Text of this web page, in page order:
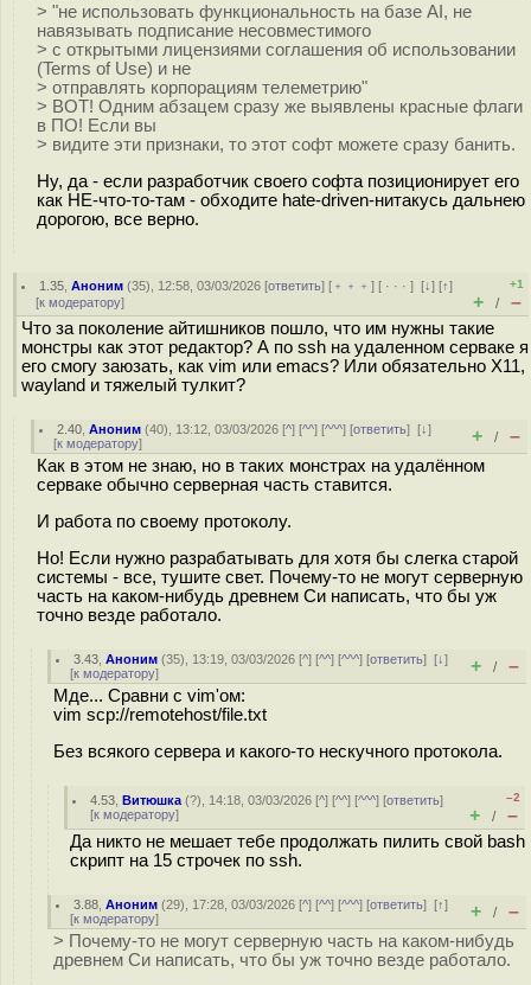
> "не использовать функциональность на базе AI, не
навязывать подписание несовместимого
> с открытыми лицензиями соглашения об использовании
(Terms of Use) и не
> отправлять корпорациям телеметрию"
> ВОТ! Одним абзацем сразу же выявлены красные флаги
в ПО! Если вы
> видите эти признаки, то этот софт можете сразу банить.
Ну, да - если разработчик своего софта позиционирует его
как НЕ-что-то-там - обходите hate-driven-нитакусь дальнею
дорогою, все верно.
1.35 ,Аноним (35), 12:58, 03/03/2026 [ответить] [ ﹢﹢﹢] [ · · ·][↓] [↑]
[к модератору]
+1
+ / –
Что за поколение айтишников пошло, что им нужны такие
монстры как этот редактор? А по ssh на удаленном серваке я
его смогу заюзать, как vim или emacs? Или обязательно X11,
wayland и тяжелый тулкит?
2.40 ,Аноним (40), 13:12, 03/03/2026 [^] [^^] [^^^] [ответить][↓]
[к модератору] + / –
Как в этом не знаю, но в таких монстрах на удалённом
серваке обычно серверная часть ставится.
И работа по своему протоколу.
Но! Если нужно разрабатывать для хотя бы слегка старой
системы - все, тушите свет. Почему-то не могут серверную
часть на каком-нибудь древнем Си написать, что бы уж
точно везде работало.
3.43 ,Аноним (35), 13:19, 03/03/2026 [^] [^^] [^^^] [ответить][↓]
[к модератору] + / –
Мде... Сравни с vim'ом:
vim scp://remotehost/file.txt
Без всякого сервера и какого-то нескучного протокола.
4.53 ,Витюшка (?), 14:18, 03/03/2026 [^] [^^] [^^^] [ответить]
[к модератору]
–2
+ / –
Да никто не мешает тебе продолжать пилить свой bash
скрипт на 15 строчек по ssh.
3.88 ,Аноним (29), 17:28, 03/03/2026 [^] [^^] [^^^] [ответить][↑]
[к модератору] + / –
> Почему-то не могут серверную часть на каком-нибудь
древнем Си написать, что бы уж точно везде работало.